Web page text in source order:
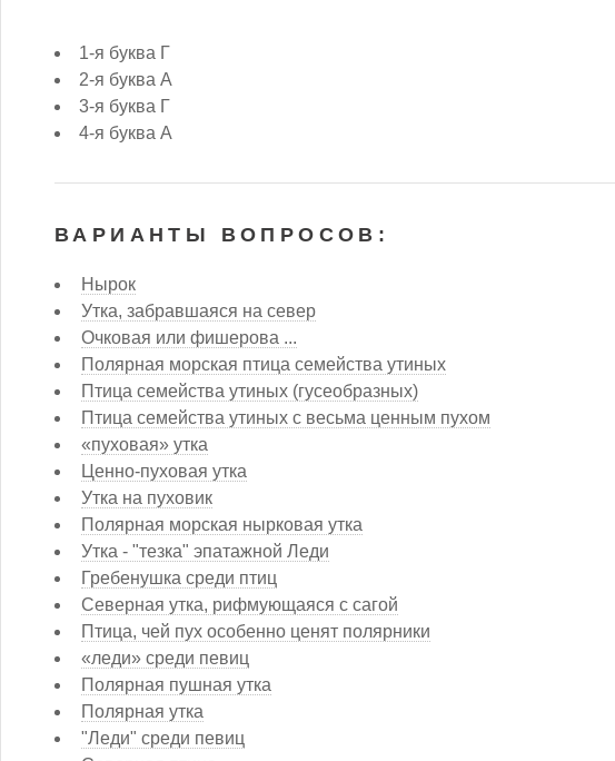
1-я буква Г
2-я буква А
3-я буква Г
4-я буква А
ВАРИАНТЫ ВОПРОСОВ:
Нырок
Утка, забравшаяся на север
Очковая или фишерова ...
Полярная морская птица семейства утиных
Птица семейства утиных (гусеобразных)
Птица семейства утиных с весьма ценным пухом
«пуховая» утка
Ценно-пуховая утка
Утка на пуховик
Полярная морская нырковая утка
Утка - "тезка" эпатажной Леди
Гребенушка среди птиц
Северная утка, рифмующаяся с сагой
Птица, чей пух особенно ценят полярники
«леди» среди певиц
Полярная пушная утка
Полярная утка
"Леди" среди певиц